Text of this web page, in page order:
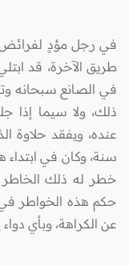
في رجل مؤدٍ لفرائض
طريق الآخرة، قد
في الصانع سبحانه
ذلك، ولا سيما إذا
عنده، ويفقد حلاوة
سنة، وكان في ابتداء
خطر له ذلك الخاطر
حكم هذه الخواطر
عن الكراهة، وبأي